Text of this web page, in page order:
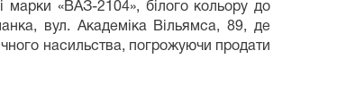
марки «ВАЗ-2104», білого кольору до
вул. Академіка Вільямса, 89, де
насильства, погрожуючи продати